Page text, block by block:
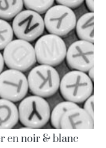
en noir & blanc